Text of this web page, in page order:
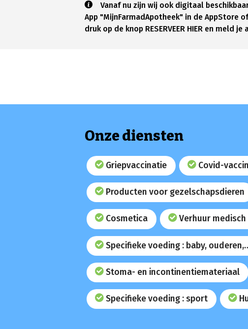
Vanaf nu zijn wij ook digitaal
App "MijnFarmadApotheek" in de AppStore
druk op de knop RESERVEER HIER en meld je
Onze diensten
Griepvaccinatie Covid-
Producten voor gezelschapsdieren
Cosmetica Verhuur
Specifieke voeding : baby,
Stoma- en incontinentiemateriaal
Specifieke voeding : sport